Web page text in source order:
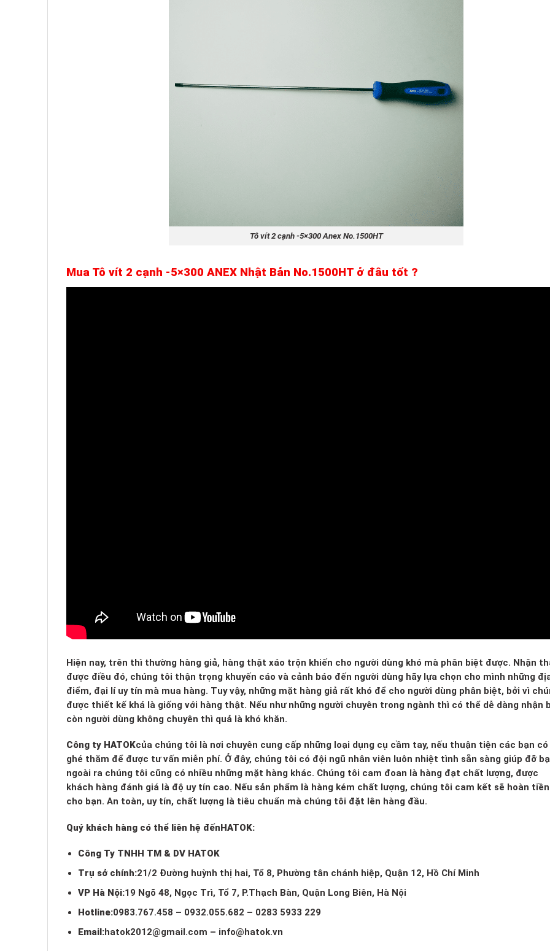
Tô vít 2 cạnh -5×300 Anex No.1500HT
Mua Tô vít 2 cạnh -5×300 ANEX Nhật Bản No.1500HT ở đâu tốt ?
Hiện nay, trên thì thường hàng giả, hàng thật xáo trộn khiến cho người dùng khó mà phân biệt được. Nhận
được điều đó, chúng tôi thận trọng khuyến cáo và cảnh báo đến người dùng hãy lựa chọn cho mình những
điểm, đại lí uy tín mà mua hàng. Tuy vậy, những mặt hàng giả rất khó để cho người dùng phân biệt, bởi vì
được thiết kế khá là giống với hàng thật. Nếu như những người chuyên trong ngành thì có thể dễ dàng nhận
còn người dùng không chuyên thì quả là khó khăn.
Công ty HATOKcủa chúng tôi là nơi chuyên cung cấp những loại dụng cụ cầm tay, nếu thuận tiện các bạn
ghé thăm để được tư vấn miễn phí. Ở đây, chúng tôi có đội ngũ nhân viên luôn nhiệt tình sẵn sàng giúp đỡ
ngoài ra chúng tôi cũng có nhiều những mặt hàng khác. Chúng tôi cam đoan là hàng đạt chất lượng, được
khách hàng đánh giá là độ uy tín cao. Nếu sản phẩm là hàng kém chất lượng, chúng tôi cam kết sẽ hoàn
cho bạn. An toàn, uy tín, chất lượng là tiêu chuẩn mà chúng tôi đặt lên hàng đầu.
Quý khách hàng có thể liên hệ đếnHATOK:
Công Ty TNHH TM & DV HATOK
Trụ sở chính:21/2 Đường huỳnh thị hai, Tổ 8, Phường tân chánh hiệp, Quận 12, Hồ Chí Minh
VP Hà Nội:19 Ngõ 48, Ngọc Trì, Tổ 7, P.Thạch Bàn, Quận Long Biên, Hà Nội
Hotline:0983.767.458 – 0932.055.682 – 0283 5933 229
Email:hatok2012@gmail.com – info@hatok.vn